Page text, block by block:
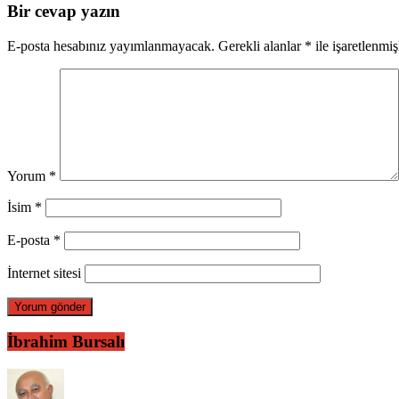
Bir cevap yazın
E-posta hesabınız yayımlanmayacak. Gerekli alanlar * ile
Yorum *
İsim *
E-posta *
İnternet sitesi
İbrahim Bursalı